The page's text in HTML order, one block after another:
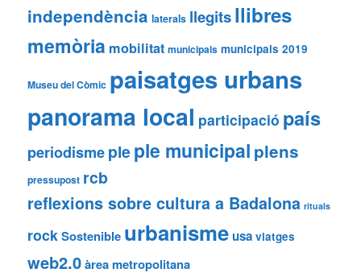
independència laterals llegitsllibres
memòria mobilitat municipals municipals 2019
Museu del Còmic paisatges urbans
panorama local participació país
periodismepleple municipal plens
pressupost rcb
reflexions sobre cultura a Badalona rituals
rockSostenible urbanismeusa viatges
web2.0àrea metropolitana